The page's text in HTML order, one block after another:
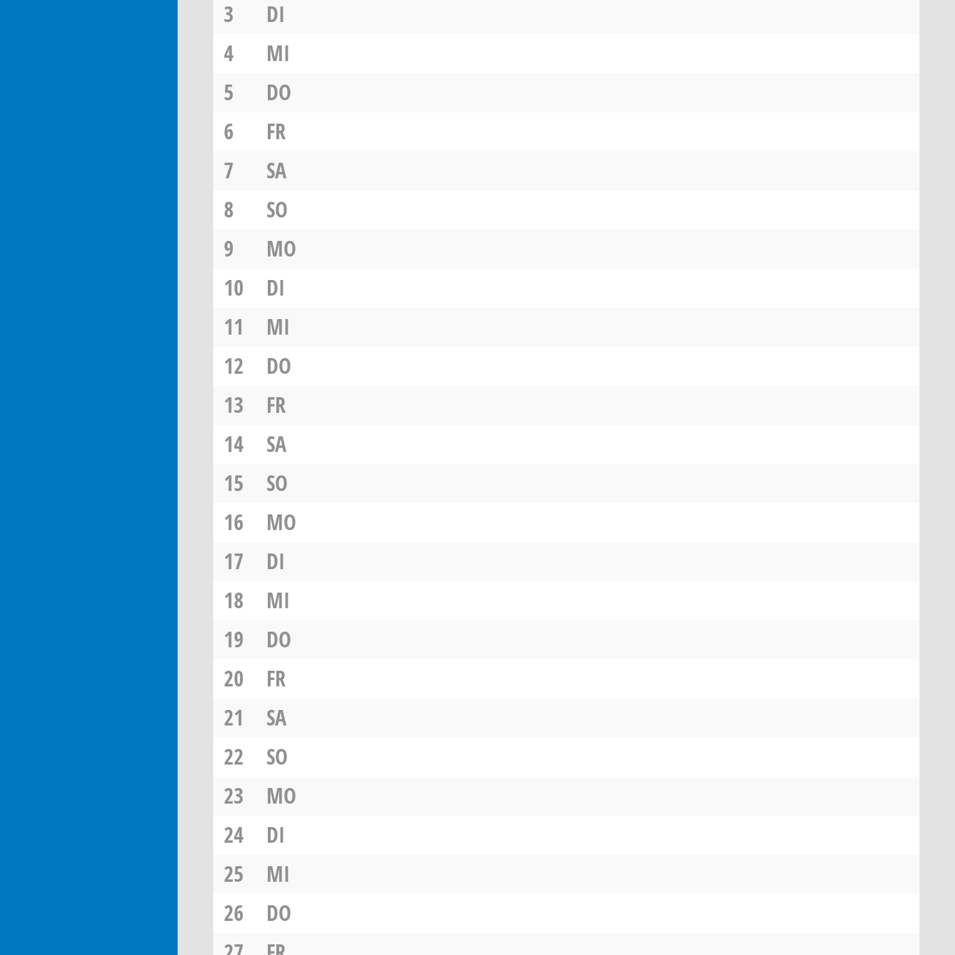
3
DI
4
MI
5
DO
6
FR
7
SA
8
SO
9
MO
10
DI
11
MI
12
DO
13
FR
14
SA
15
SO
16
MO
17
DI
18
MI
19
DO
20
FR
21
SA
22
SO
23
MO
24
DI
25
MI
26
DO